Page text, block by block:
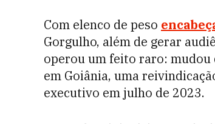
Com elenco de peso
Gorgulho, além de gerar
operou um feito raro: mudou
em Goiânia, uma
executivo em julho de 2023.